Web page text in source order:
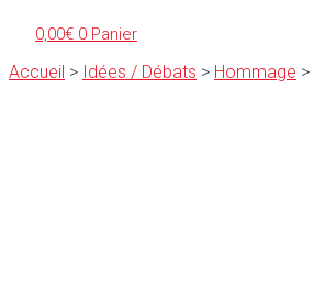
0,00€ 0 Panier
Accueil > Idées / Débats > Hommage >